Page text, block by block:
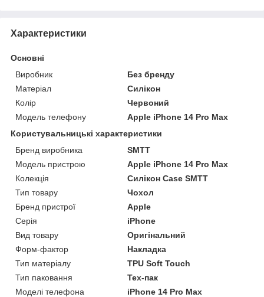
Характеристики
Основні
Виробник
Без бренду
Матеріал
Силікон
Колір
Червоний
Модель телефону
Apple iPhone 14 Pro Max
Користувальницькі характеристики
Бренд виробника
SMTT
Модель пристрою
Apple iPhone 14 Pro Max
Колекція
Силікон Case SMTT
Тип товару
Чохол
Бренд пристрої
Apple
Серія
iPhone
Вид товару
Оригінальний
Форм-фактор
Накладка
Тип матеріалу
TPU Soft Touch
Тип паковання
Тех-пак
Моделі телефона
iPhone 14 Pro Max